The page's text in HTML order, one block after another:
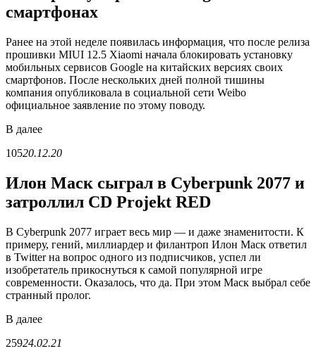
смартфонах
Ранее на этой неделе появилась информация, что после релиза
прошивки MIUI 12.5 Xiaomi начала блокировать установку
мобильных сервисов Google на китайских версиях своих
смартфонов. После нескольких дней полной тишины
компания опубликовала в социальной сети Weibo
официальное заявление по этому поводу.
В далее
10520.12.20
Илон Маск сыграл в Cyberpunk 2077 и
затроллил CD Projekt RED
В Cyberpunk 2077 играет весь мир — и даже знаменитости. К
примеру, гений, миллиардер и филантроп Илон Маск ответил
в Twitter на вопрос одного из подписчиков, успел ли
изобретатель прикоснуться к самой популярной игре
современности. Оказалось, что да. При этом Маск выбрал себе
странный пролог.
В далее
25924.02.21